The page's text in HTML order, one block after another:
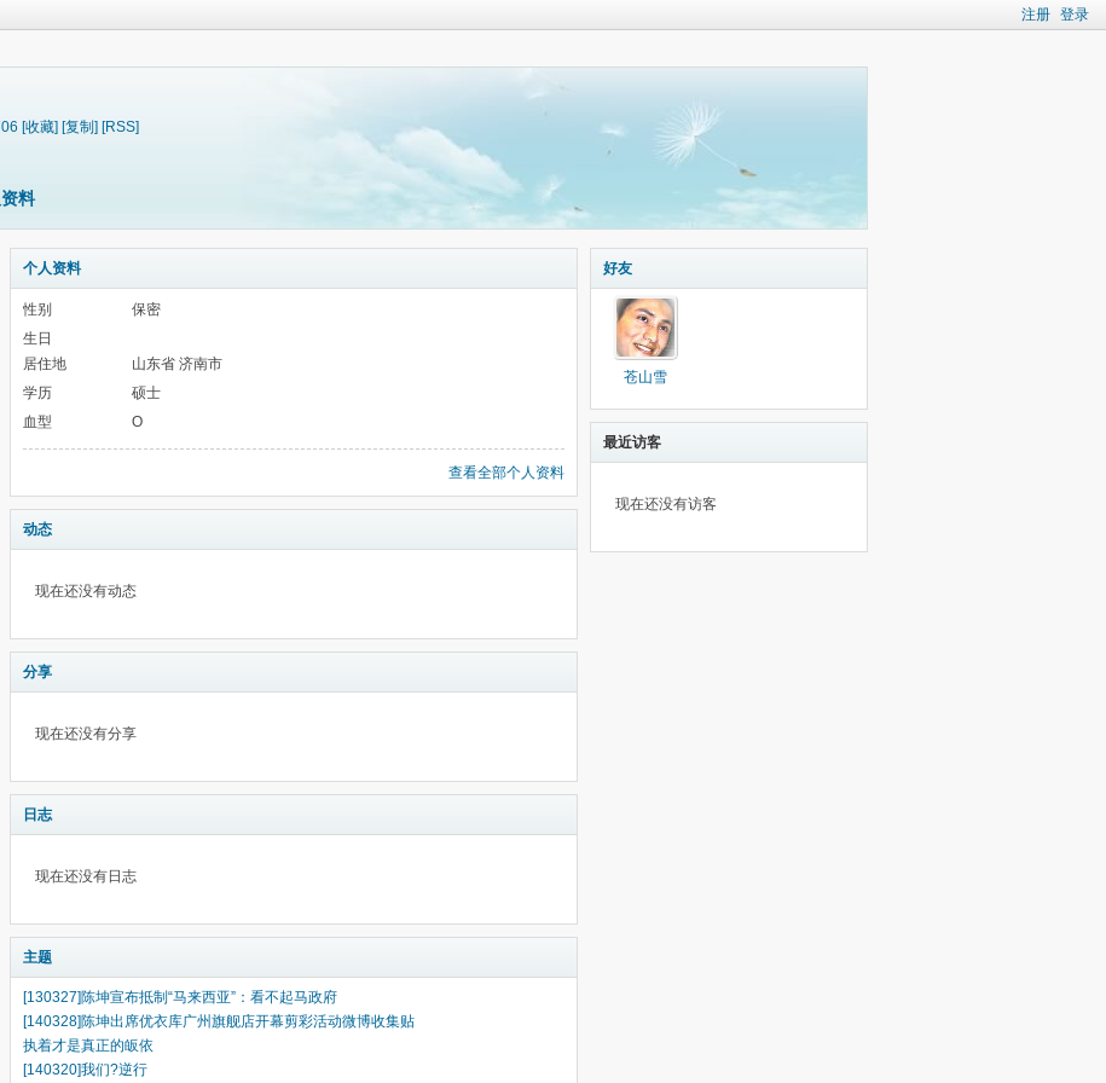
注册 登录
[收藏] [复制] [RSS]
料
个人资料
性别
保密
生日
居住地
山东省 济南市
学历
硕士
血型
O
查看全部个人资料
动态
现在还没有动态
分享
现在还没有分享
日志
现在还没有日志
主题
[130327]陈坤宣布抵制“马来西亚”：看不起马政府
[140328]陈坤出席优衣库广州旗舰店开幕剪彩活动微博收集贴
执着才是真正的皈依
[140320]我们?逆行
好友
苍山雪
最近访客
现在还没有访客